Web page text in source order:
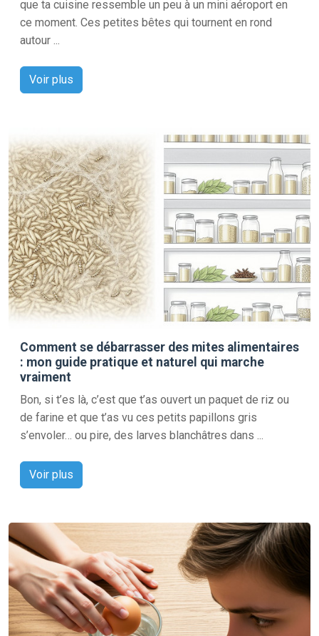
que ta cuisine ressemble un peu à un mini aéroport en
ce moment. Ces petites bêtes qui tournent en rond
autour ...
Voir plus
Comment se débarrasser des mites alimentaires
: mon guide pratique et naturel qui marche
vraiment
Bon, si t’es là, c’est que t’as ouvert un paquet de riz ou
de farine et que t’as vu ces petits papillons gris
s’envoler… ou pire, des larves blanchâtres dans ...
Voir plus